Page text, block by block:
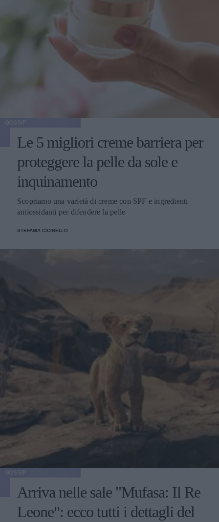
Le 5 migliori creme barriera per
proteggere la pelle da sole e
inquinamento
Scopriamo una varietà di creme con SPF e ingredienti
antiossidanti per difendere la pelle
STEFANIA CICIRELLO
Arriva nelle sale "Mufasa: Il Re
Leone": ecco tutti i dettagli del